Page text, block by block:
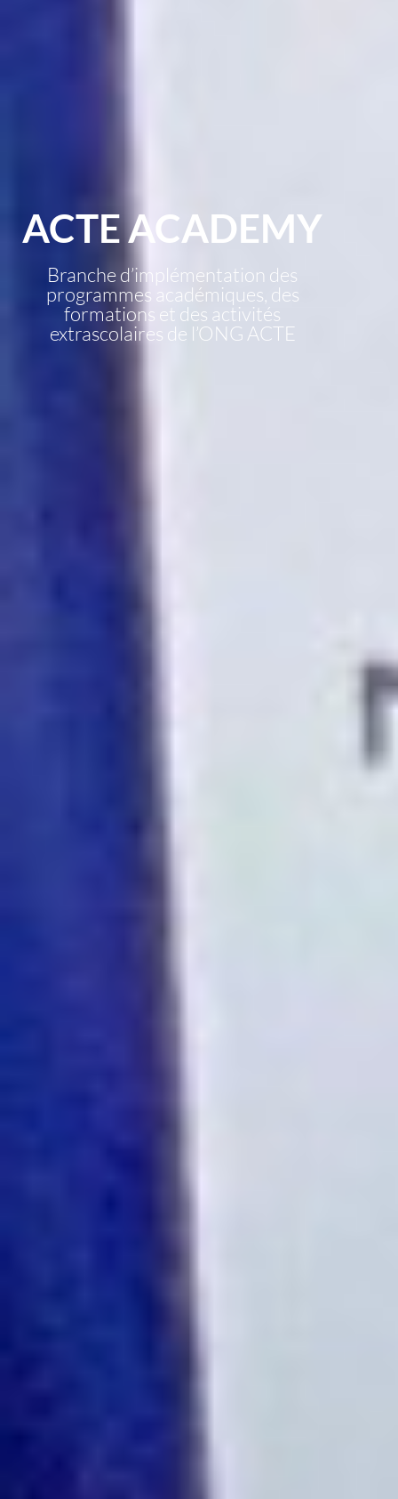
ACTE ACADEMY
Branche d’implémentation des
programmes académiques, des
formations et des activités
extrascolaires de l’ONG ACTE